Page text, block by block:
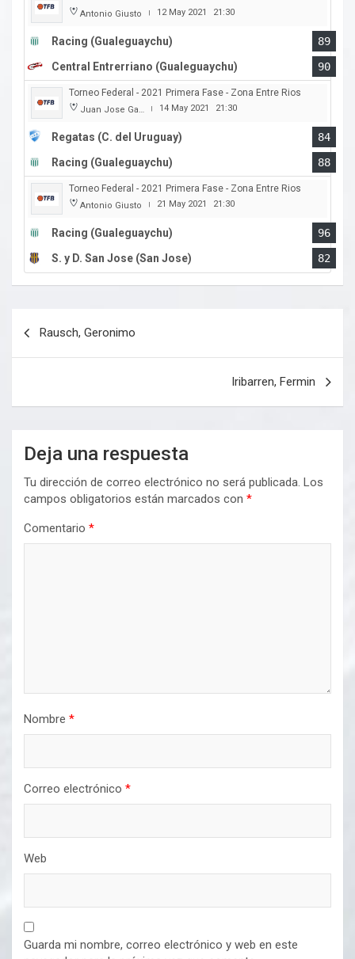
Antonio Giusto | 12 May 2021 21:30
Racing (Gualeguaychu)
89
Central Entrerriano (Gualeguaychu)
90
Torneo Federal - 2021 Primera Fase - Zona Entre Rios
Juan Jose Garro | 14 May 2021 21:30
Regatas (C. del Uruguay)
84
Racing (Gualeguaychu)
88
Torneo Federal - 2021 Primera Fase - Zona Entre Rios
Antonio Giusto | 21 May 2021 21:30
Racing (Gualeguaychu)
96
S. y D. San Jose (San Jose)
82
Rausch, Geronimo
Iribarren, Fermin
Deja una respuesta
Tu dirección de correo electrónico no será publicada. Los
campos obligatorios están marcados con *
Comentario *
Nombre *
Correo electrónico *
Web
Guarda mi nombre, correo electrónico y web en este